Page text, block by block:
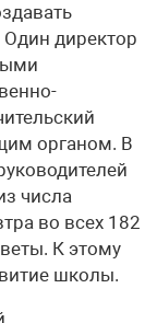
директор
органом. В
числа
во всех 182
К этому
школы.